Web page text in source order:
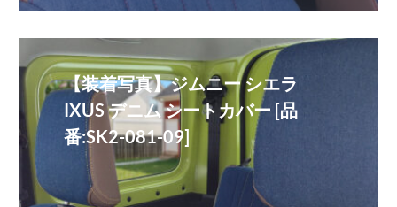
【装着写真】ジムニー シエラ
IXUS デニム シートカバー [品
番:SK2-081-09]